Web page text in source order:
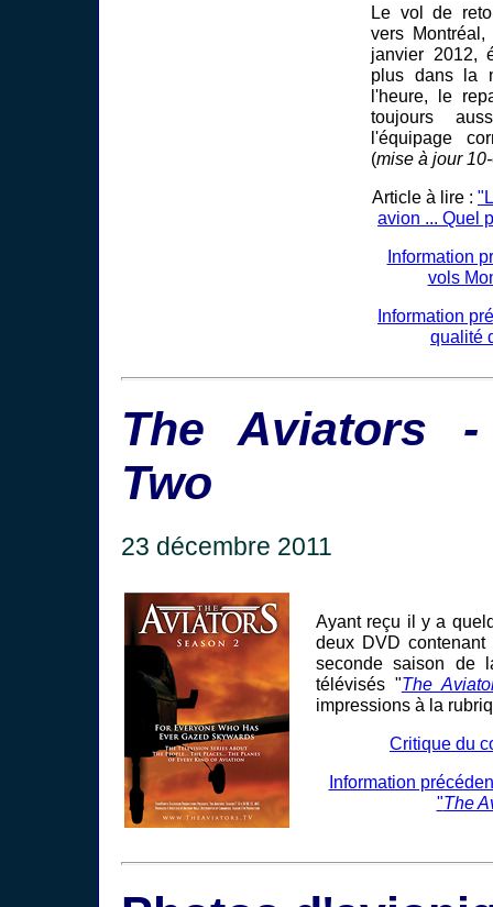
Le vol de
vers
janvier 2012,
plus dans la
l'heure, le
toujours
l'équipage
(mise à jour
Article à lire :
avion ... Quel
Information
vols
Information
qualité
The Aviators -
Two
23 décembre 2011
Ayant reçu il y a
deux DVD
seconde saison de
télévisés "The
impressions à la
Critique du
Information
"The